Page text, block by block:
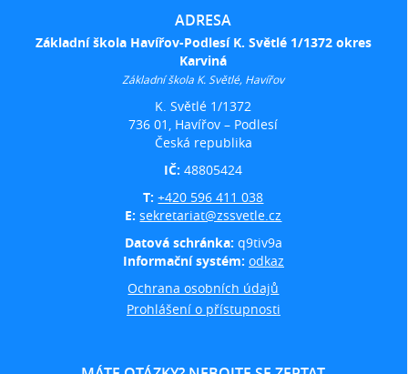
ADRESA
Základní škola Havířov-Podlesí K. Světlé 1/1372 okres
Karviná
Základní škola K. Světlé, Havířov
K. Světlé 1/1372
736 01, Havířov – Podlesí
Česká republika
IČ:48805424
T:+420 596 411 038
E:sekretariat@zssvetle.cz
Datová schránka: q9tiv9a
Informační systém: odkaz
Ochrana osobních údajů
Prohlášení o přístupnosti